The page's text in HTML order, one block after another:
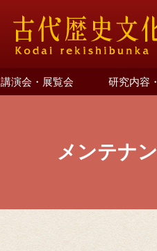
講演会・展覧会 研究内容
メンテナ